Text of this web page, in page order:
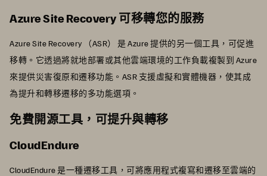
Azure Site Recovery 可移轉您的服務
Azure Site Recovery （ASR） 是 Azure 提供的另一個工具，可促進
移轉。它透過將就地部署或其他雲端環境的工作負載複製到 Azure
來提供災害復原和遷移功能。ASR 支援虛擬和實體機器，使其成
為提升和轉移遷移的多功能選項。
免費開源工具，可提升與轉移
CloudEndure
CloudEndure 是一種遷移工具，可將應用程式複寫和遷移至雲端的